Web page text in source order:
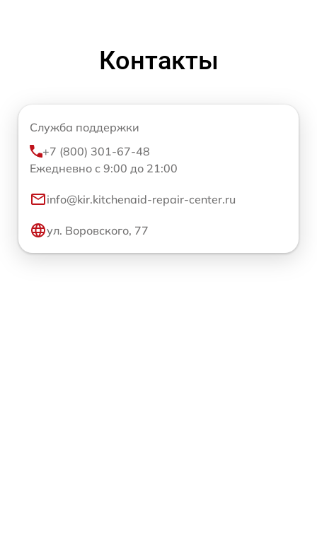
Контакты
Служба поддержки
+7 (800) 301-67-48
Ежедневно с 9:00 до 21:00
info@kir.kitchenaid-repair-center.ru
ул. Воровского, 77